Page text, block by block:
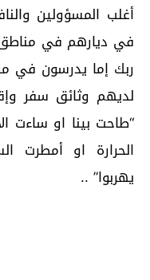
أغلب المسؤولين
في ديارهم في
ربك إما يدرسون في
لديهم وثائق سفر
“طاحت بينا او ساءت
الحرارة او أمطرت
يهربوا” ..